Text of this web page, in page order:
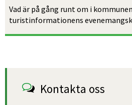
Vad är på gång runt om i
turistinforma­tionens
Kontakta oss